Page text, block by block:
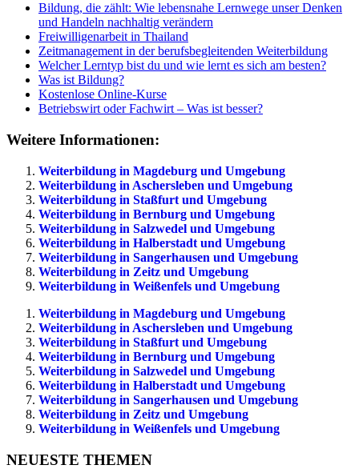
Bildung, die zählt: Wie lebensnahe Lernwege unser Denken
und Handeln nachhaltig verändern
Freiwilligenarbeit in Thailand
Zeitmanagement in der berufsbegleitenden Weiterbildung
Welcher Lerntyp bist du und wie lernt es sich am besten?
Was ist Bildung?
Kostenlose Online-Kurse
Betriebswirt oder Fachwirt – Was ist besser?
Weitere Informationen:
Weiterbildung in Magdeburg und Umgebung
Weiterbildung in Aschersleben und Umgebung
Weiterbildung in Staßfurt und Umgebung
Weiterbildung in Bernburg und Umgebung
Weiterbildung in Salzwedel und Umgebung
Weiterbildung in Halberstadt und Umgebung
Weiterbildung in Sangerhausen und Umgebung
Weiterbildung in Zeitz und Umgebung
Weiterbildung in Weißenfels und Umgebung
Weiterbildung in Magdeburg und Umgebung
Weiterbildung in Aschersleben und Umgebung
Weiterbildung in Staßfurt und Umgebung
Weiterbildung in Bernburg und Umgebung
Weiterbildung in Salzwedel und Umgebung
Weiterbildung in Halberstadt und Umgebung
Weiterbildung in Sangerhausen und Umgebung
Weiterbildung in Zeitz und Umgebung
Weiterbildung in Weißenfels und Umgebung
NEUESTE THEMEN